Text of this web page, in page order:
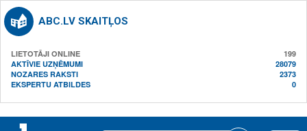
ABC.LV SKAITĻOS
LIETOTĀJI ONLINE
199
AKTĪVIE UZŅĒMUMI
28079
NOZARES RAKSTI
2373
EKSPERTU ATBILDES
0